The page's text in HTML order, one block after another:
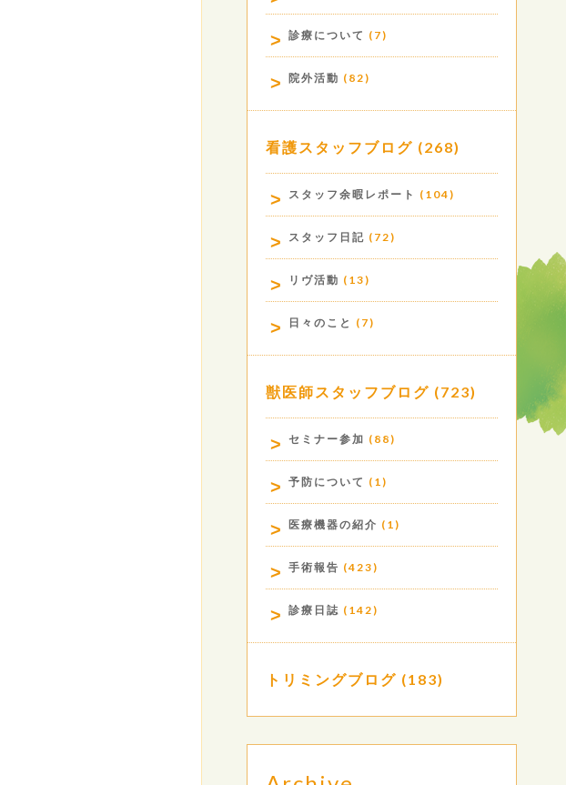
診療について (7)
院外活動 (82)
看護スタッフブログ (268)
スタッフ余暇レポート (104)
スタッフ日記 (72)
リヴ活動 (13)
日々のこと (7)
獣医師スタッフブログ (723)
セミナー参加 (88)
予防について (1)
医療機器の紹介 (1)
手術報告 (423)
診療日誌 (142)
トリミングブログ (183)